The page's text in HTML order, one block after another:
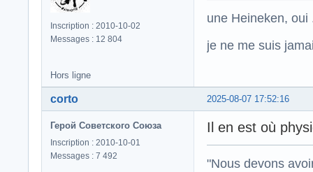
Inscription : 2010-10-02
Messages : 12 804
une Heineken,
je ne me suis
Hors ligne
2025-08-07 17:52:16
corto
Герой Советского Союза
Inscription : 2010-10-01
Messages : 7 492
Il en est où
"Nous devons